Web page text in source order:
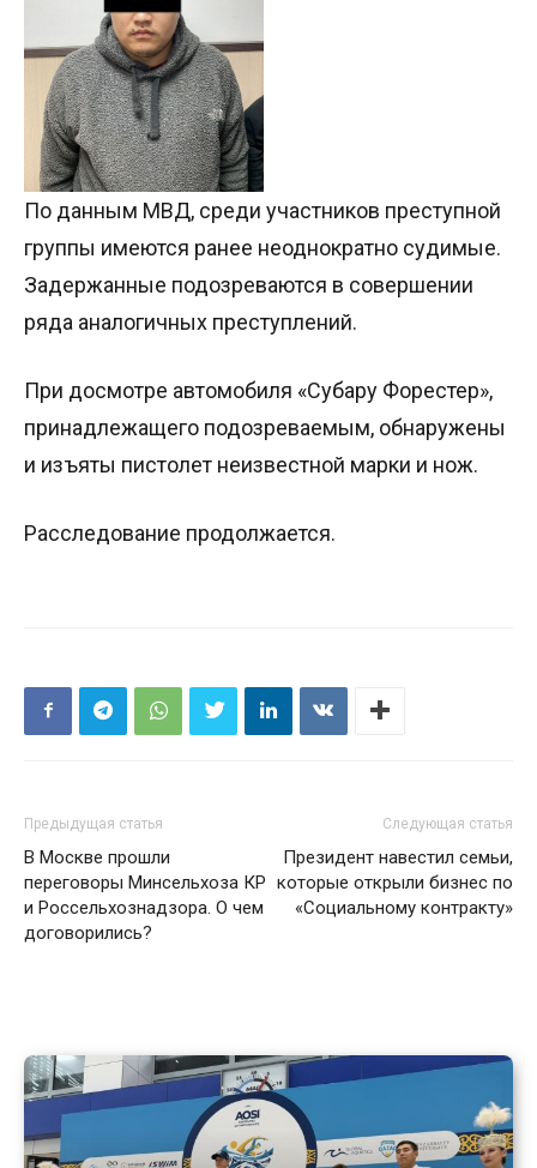
По данным МВД, среди участников преступной
группы имеются ранее неоднократно судимые.
Задержанные подозреваются в совершении
ряда аналогичных преступлений.
При досмотре автомобиля «Субару Форестер»,
принадлежащего подозреваемым, обнаружены
и изъяты пистолет неизвестной марки и нож.
Расследование продолжается.
Предыдущая статья
В Москве прошли
переговоры Минсельхоза КР
и Россельхознадзора. О чем
договорились?
Следующая статья
Президент навестил семьи,
которые открыли бизнес по
«Социальному контракту»